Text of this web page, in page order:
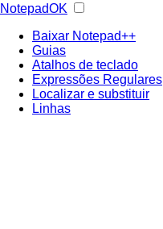
NotepadOK
Baixar Notepad++
Guias
Atalhos de teclado
Expressões Regulares
Localizar e substituir
Linhas